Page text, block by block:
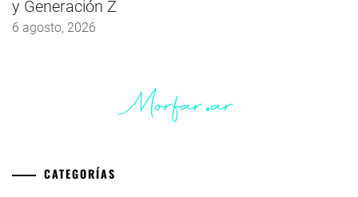
y Generación Z
6 agosto, 2026
CATEGORÍAS